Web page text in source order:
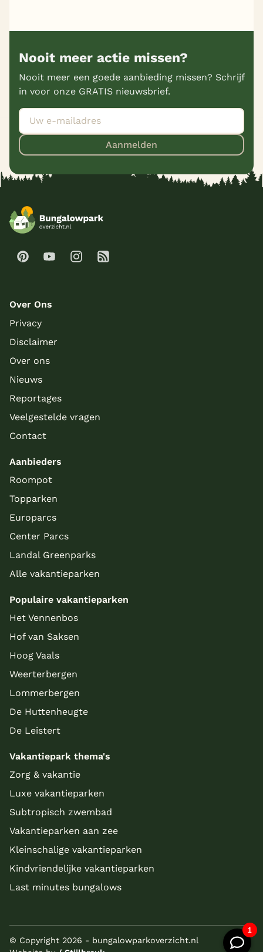
Nooit meer actie missen?
Nooit meer een goede aanbieding missen? Schrijf
in voor onze GRATIS nieuwsbrief.
Aanmelden
Over Ons
Privacy
Disclaimer
Over ons
Nieuws
Reportages
Veelgestelde vragen
Contact
Aanbieders
Roompot
Topparken
Europarcs
Center Parcs
Landal Greenparks
Alle vakantieparken
Populaire vakantieparken
Het Vennenbos
Hof van Saksen
Hoog Vaals
Weerterbergen
Lommerbergen
De Huttenheugte
De Leistert
Vakantiepark thema's
Zorg & vakantie
Luxe vakantieparken
Subtropisch zwembad
Vakantieparken aan zee
Kleinschalige vakantieparken
Kindvriendelijke vakantieparken
Last minutes bungalows
© Copyright 2026 - bungalowparkoverzicht.nl